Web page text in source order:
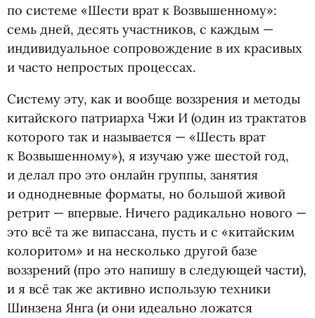
по системе «Шести врат к Возвышенному»:
семь дней, десять участников, с каждым —
индивидуальное сопровождение в их красивых
и часто непростых процессах.
Систему эту, как и вообще воззрения и методы
китайского патриарха Чжи И (один из трактатов
которого так и называется — «Шесть врат
к Возвышенному»), я изучаю уже шестой год,
и делал про это онлайн группы, занятия
и однодневные форматы, но большой живой
ретрит — впервые. Ничего радикально нового —
это всё та же випассана, пусть и с «китайским
колоритом» и на несколько другой базе
воззрений (про это напишу в следующей части),
и я всё так же активно использую техники
Шинзена Янга (и они идеально ложатся